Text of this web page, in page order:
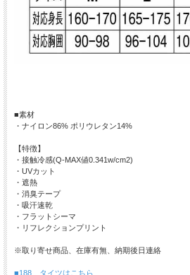
■素材
・ナイロン86% ポリウレタン14%
【特徴】
・接触冷感(Q-MAX値0.341w/cm2)
・UVカット
・遮熱
・消臭テープ
・吸汗速乾
・フラットシーマ
・リフレクションプリント
※取り寄せ商品、在庫有無、納期後日連絡
■188 タイツはこちら